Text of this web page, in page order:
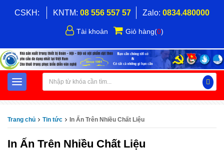
CSKH: KNTM: 08 556 557 57 Zalo: 0834.480000
Tài khoản Giỏ hàng(0)
Trang chủ Tin tức In Ấn Trên Nhiều Chất Liệu
In Ấn Trên Nhiều Chất Liệu